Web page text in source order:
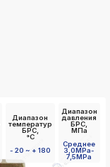
Диапазон
температур
БРС,
°C
- 20 ~ + 180
Диапазон
давления
БРС,
МПа
Среднее
3,0MPa-
7,5MPa